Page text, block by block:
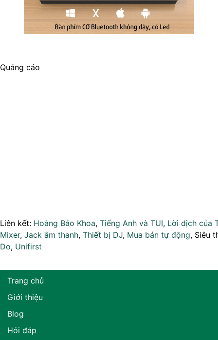
Quảng cáo
Liên kết: Hoàng Bảo Khoa, Tiếng Anh và TUI, Lời dịch của
Mixer, Jack âm thanh, Thiết bị DJ, Mua bán tự động, Siêu
Do, Unifirst
Trang chủ
Giới thiệu
Blog
Hỏi đáp